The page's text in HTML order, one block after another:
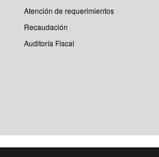
Atención de requerimientos
Recaudación
Auditoría Fiscal